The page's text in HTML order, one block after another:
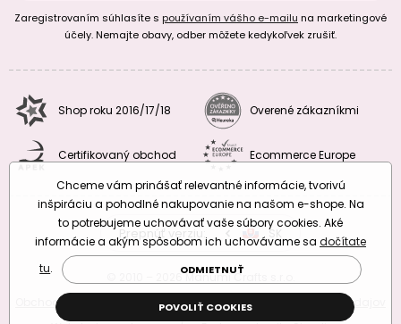
Zaregistrovaním súhlasíte s používaním vášho e-mailu na marketingové
účely. Nemajte obavy, odber môžete kedykoľvek zrušiť.
Shop roku 2016/17/18 Overené zákazníkmi
Certifikovaný obchod Ecommerce Europe
Prepnúť verziu: CZSK
© 2010 – 2026 Manumi Crafts s.r.o.
Obchodné podmienky
Podmienky ochrany osobných údajov
Chceme vám prinášať relevantné informácie, tvorivú
inšpiráciu a pohodlné nakupovanie na našom e-shope. Na
to potrebujeme uchovávať vaše súbory cookies. Aké
informácie a akým spôsobom ich uchovávame sa dočítate
tu. ODMIETNUŤ
POVOLIŤ COOKIES